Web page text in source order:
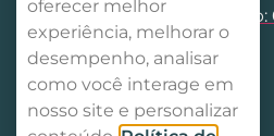
Rua Aparaju, 64 - Mooca
oferecer melhor
experiência, melhorar o
desempenho, analisar
como você interage em
nosso site e personalizar